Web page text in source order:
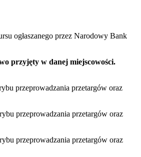
ogłaszanego przez Narodowy Bank
przyjęty w danej miejscowości.
przeprowadzania przetargów oraz
przeprowadzania przetargów oraz
przeprowadzania przetargów oraz